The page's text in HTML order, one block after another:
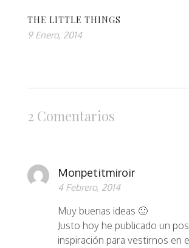
THE LITTLE THINGS
9 Enero, 2014
2 Comentarios
Monpetitmiroir
4 Febrero, 2014
Muy buenas ideas 🙂
Justo hoy he publicado un
inspiración para vestirnos en